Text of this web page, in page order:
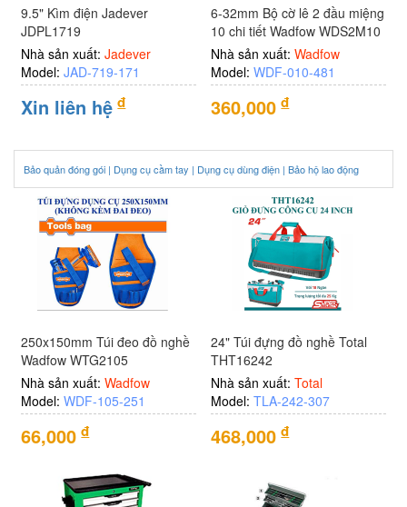
9.5" Kìm điện Jadever
JDPL1719
Nhà sản xuất:Jadever
Model:JAD-719-171
Xin liên hệ đ
6-32mm Bộ cờ lê 2 đầu miệng
10 chi tiết Wadfow WDS2M10
Nhà sản xuất:Wadfow
Model:WDF-010-481
360,000 đ
Bảo quản đóng gói | Dụng cụ cầm tay | Dụng cụ dùng điện | Bảo hộ lao động
250x150mm Túi đeo đồ nghề
Wadfow WTG2105
Nhà sản xuất:Wadfow
Model:WDF-105-251
66,000 đ
24" Túi đựng đồ nghề Total
THT16242
Nhà sản xuất:Total
Model:TLA-242-307
468,000 đ